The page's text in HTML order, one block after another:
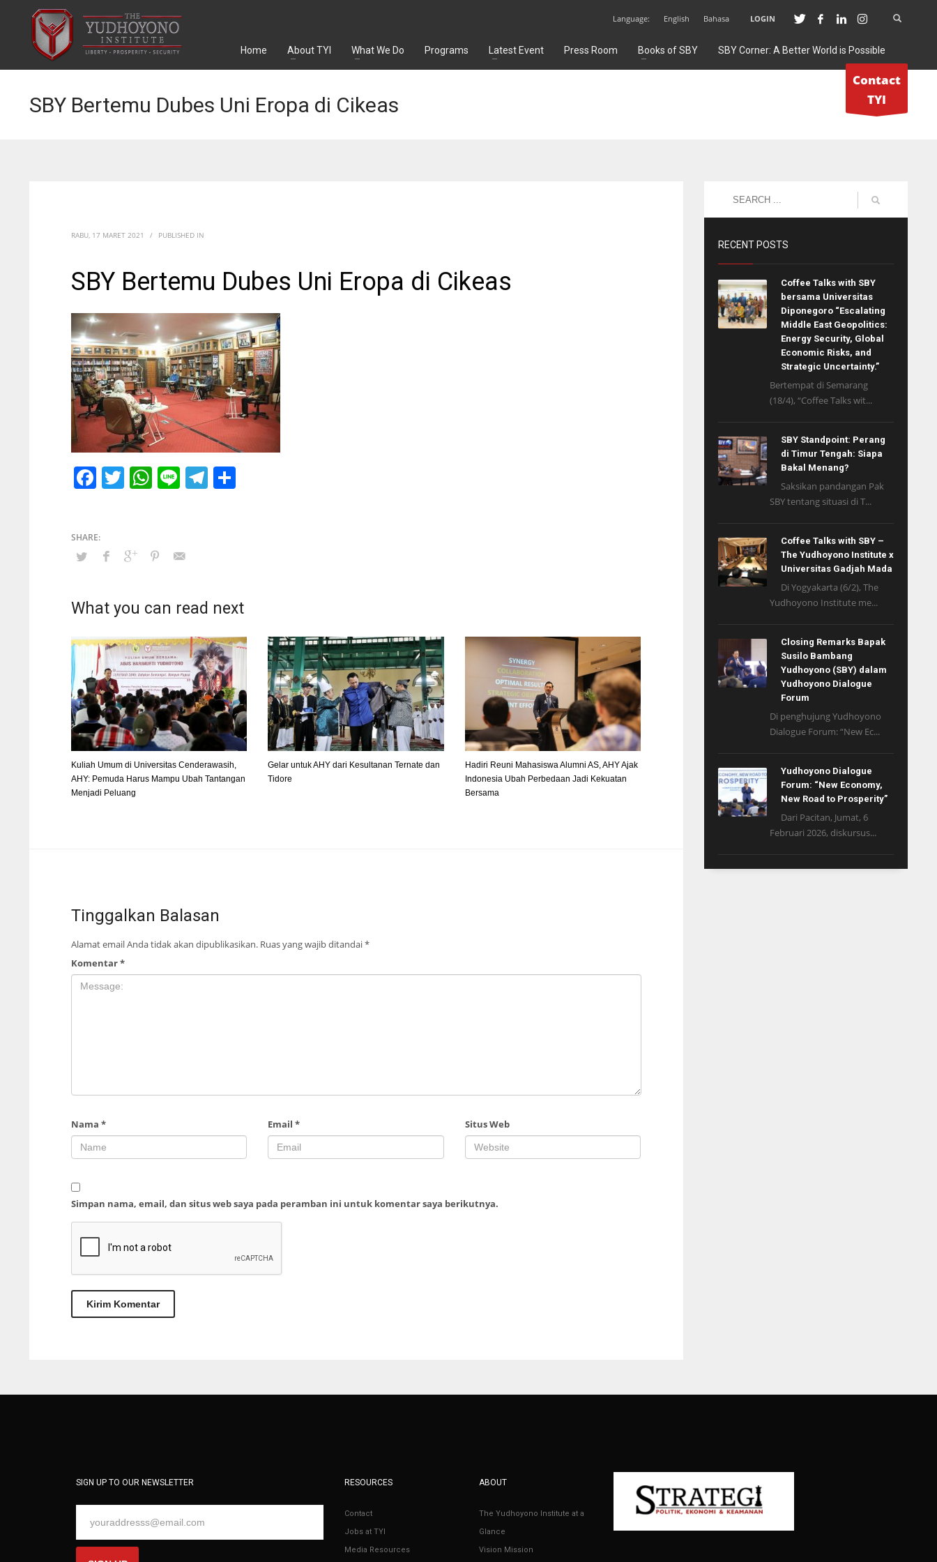
Language: English Bahasa LOGIN
Home About TYI What We Do Programs Latest Event Press Room Books of SBY SBY Corner: A Better World is Possible
Contact
TYI
SBY Bertemu Dubes Uni Eropa di Cikeas
RABU, 17 MARET 2021 / PUBLISHED IN
SBY Bertemu Dubes Uni Eropa di Cikeas
Facebook
Twitter
WhatsApp
LineTelegram
What you can read next
Kuliah Umum di Universitas Cenderawasih,
AHY: Pemuda Harus Mampu Ubah Tantangan
Menjadi Peluang
Gelar untuk AHY dari Kesultanan Ternate dan
Tidore
Hadiri Reuni Mahasiswa Alumni AS, AHY Ajak
Indonesia Ubah Perbedaan Jadi Kekuatan
Bersama
Tinggalkan Balasan
Alamat email Anda tidak akan dipublikasikan. Ruas yang wajib ditandai*
Komentar*
Nama * Email* Situs Web
Simpan nama, email, dan situs web saya pada peramban ini untuk komentar saya berikutnya.
RECENT POSTS
Coffee Talks with SBY
bersama Universitas
Diponegoro “Escalating
Middle East Geopolitics:
Energy Security, Global
Economic Risks, and
Strategic Uncertainty.”
Bertempat di Semarang
(18/4), “Coffee Talks wit...
SBY Standpoint: Perang
di Timur Tengah: Siapa
Bakal Menang?
Saksikan pandangan Pak
SBY tentang situasi di T...
Coffee Talks with SBY –
The Yudhoyono Institute x
Universitas Gadjah Mada
Di Yogyakarta (6/2), The
Yudhoyono Institute me...
Closing Remarks Bapak
Susilo Bambang
Yudhoyono (SBY) dalam
Yudhoyono Dialogue
Forum
Di penghujung Yudhoyono
Dialogue Forum: “New Ec...
Yudhoyono Dialogue
Forum: “New Economy,
New Road to Prosperity”
Dari Pacitan, Jumat, 6
Februari 2026, diskursus...
SIGN UP TO OUR NEWSLETTER RESOURCES
Contact
Jobs at TYI
Media Resources
ABOUT
The Yudhoyono Institute at a
Glance
Vision Mission